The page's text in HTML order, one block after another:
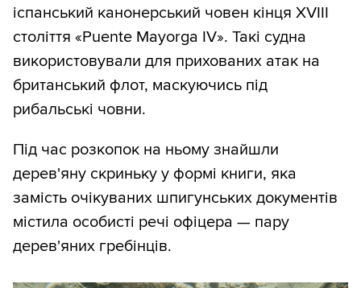
іспанський канонерський човен кінця XVIII
століття «Puente Mayorga IV». Такі судна
використовували для прихованих атак на
британський флот, маскуючись під
рибальські човни.
Під час розкопок на ньому знайшли
дерев'яну скриньку у формі книги, яка
замість очікуваних шпигунських документів
містила особисті речі офіцера — пару
дерев'яних гребінців.